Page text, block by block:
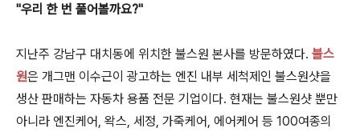
"우리 한 번 풀어볼까요?"
지난주 강남구 대치동에 위치한 불스원 본사를 방문하였다. 불스
원은 개그맨 이수근이 광고하는 엔진 내부 세척제인 불스원샷을
생산 판매하는 자동차 용품 전문 기업이다. 현재는 불스원샷 뿐만
아니라 엔진케어, 왁스, 세정, 가죽케어, 에어케어 등 100여종의